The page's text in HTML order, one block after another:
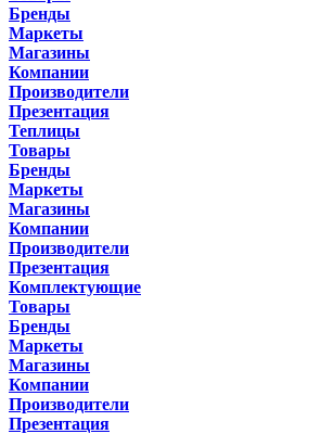
Бренды
Маркеты
Магазины
Компании
Производители
Презентация
Теплицы
Товары
Бренды
Маркеты
Магазины
Компании
Производители
Презентация
Комплектующие
Товары
Бренды
Маркеты
Магазины
Компании
Производители
Презентация